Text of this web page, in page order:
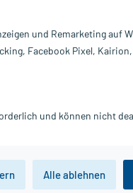
CP
und Remarketing auf
Facebook Pixel,
und können nicht
Alle ablehnen